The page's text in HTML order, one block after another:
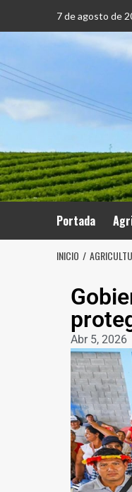
7 de agosto de
Portada
INICIO
Abr 5, 2026